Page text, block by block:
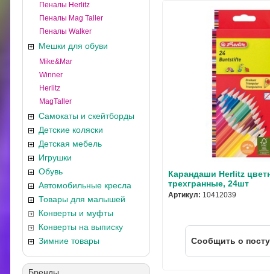
Пеналы Herlitz
Пеналы Mag Taller
Пеналы Walker
Мешки для обуви
Mike&Mar
Winner
Herlitz
MagTaller
Самокаты и скейтборды
Детские коляски
Детская мебель
Игрушки
Обувь
Автомобильные кресла
Товары для малышей
Конверты и муфты
Конверты на выписку
Зимние товары
Карандаши Herlitz
трехгранные, 24шт
Артикул: 10412039
Cообщить о